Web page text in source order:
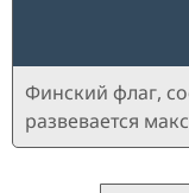
Финский флаг,
развевается